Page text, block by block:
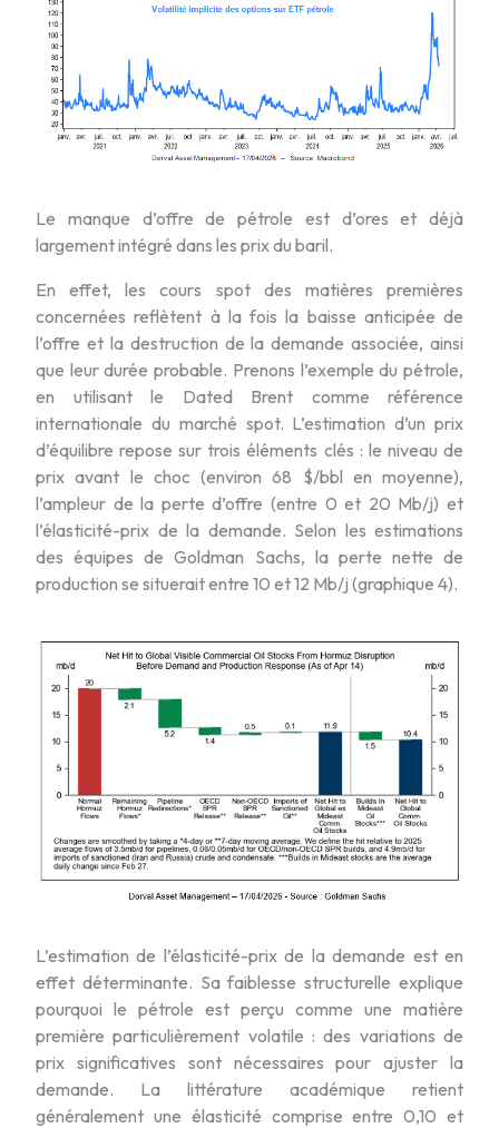
Le manque d’offre de pétrole est d’ores et déjà
largement intégré dans les prix du baril.
En effet, les cours spot des matières premières
concernées reflètent à la fois la baisse anticipée de
l’offre et la destruction de la demande associée, ainsi
que leur durée probable. Prenons l’exemple du pétrole,
en utilisant le Dated Brent comme référence
internationale du marché spot. L’estimation d’un prix
d’équilibre repose sur trois éléments clés : le niveau de
prix avant le choc (environ 68 $/bbl en moyenne),
l’ampleur de la perte d’offre (entre 0 et 20 Mb/j) et
l’élasticité-prix de la demande. Selon les estimations
des équipes de Goldman Sachs, la perte nette de
production se situerait entre 10 et 12 Mb/j (graphique 4).
L’estimation de l’élasticité-prix de la demande est en
effet déterminante. Sa faiblesse structurelle explique
pourquoi le pétrole est perçu comme une matière
première particulièrement volatile : des variations de
prix significatives sont nécessaires pour ajuster la
demande. La littérature académique retient
généralement une élasticité comprise entre 0,10 et